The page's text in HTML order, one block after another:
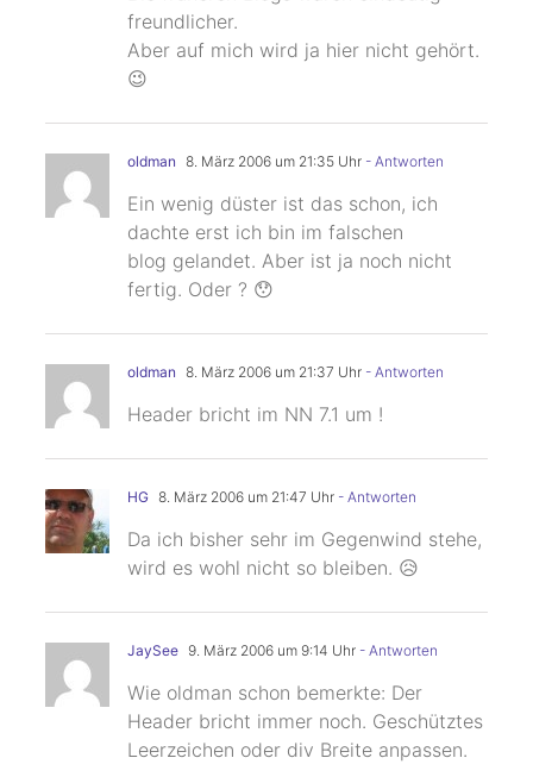
freundlicher.
Aber auf mich wird ja hier nicht gehört.
😉
oldman 8. März 2006 um 21:35 Uhr- Antworten
Ein wenig düster ist das schon, ich
dachte erst ich bin im falschen
blog gelandet. Aber ist ja noch nicht
fertig. Oder ? 😯
oldman 8. März 2006 um 21:37 Uhr- Antworten
Header bricht im NN 7.1 um !
HG 8. März 2006 um 21:47 Uhr- Antworten
Da ich bisher sehr im Gegenwind stehe,
wird es wohl nicht so bleiben. 😥
JaySee 9. März 2006 um 9:14 Uhr- Antworten
Wie oldman schon bemerkte: Der
Header bricht immer noch. Geschütztes
Leerzeichen oder div Breite anpassen.